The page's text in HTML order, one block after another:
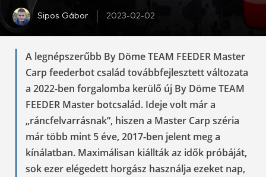
Sipos Gábor 2023-02-02
A legnépszerűbb By Döme TEAM FEEDER Master
Carp feederbot család továbbfejlesztett változata
a 2022-ben forgalomba kerülő új By Döme TEAM
FEEDER Master botcsalád. Ideje volt már a
„ráncfelvarrásnak”, hiszen a Master Carp széria
már több mint 5 éve, 2017-ben jelent meg a
kínálatban. Maximálisan kiállták az idők próbáját,
sok ezer elégedett horgász használja ezeket nap,